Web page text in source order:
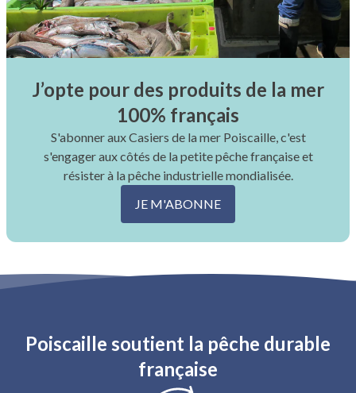
J’opte pour des produits de la mer
100% français
S'abonner aux Casiers de la mer Poiscaille, c'est
s'engager aux côtés de la petite pêche française et
résister à la pêche industrielle mondialisée.
JE M'ABONNE
Poiscaille soutient la pêche durable
française